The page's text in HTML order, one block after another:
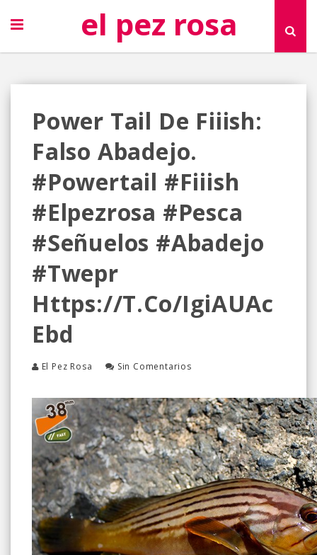
el pez rosa
Power Tail De Fiiish:
Falso Abadejo.
#powertail #fiiish
#elpezrosa #pesca
#señuelos #abadejo
#twepr
Https://t.co/igiAUAc
Ebd
El Pez Rosa Sin Comentarios